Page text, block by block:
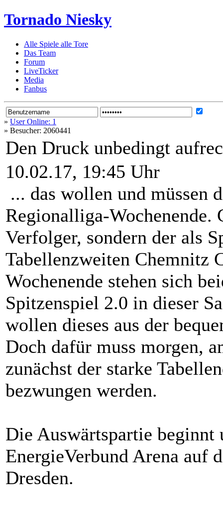
Tornado Niesky
Alle Spiele alle Tore
Das Team
Forum
LiveTicker
Media
Fanbus
» User Online: 1
» Besucher: 2060441
Den Druck unbedingt
10.02.17, 19:45 Uhr
... das wollen und müssen
Regionalliga-
Verfolger, sondern der als
Tabellenzweiten Chemnitz
Wochenende stehen sich
Spitzenspiel 2.0 in dieser
wollen dieses aus der
Doch dafür muss morgen,
zunächst der starke
bezwungen werden.
Die Auswärtspartie
EnergieVerbund Arena auf
Dresden.